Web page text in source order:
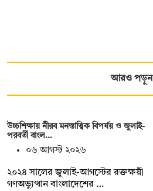
আরও পড়ুন
উচ্চশিক্ষায় নীরব মনস্তাত্ত্বিক বিপর্যয় ও জুলাই-
পরবর্তী বাংল…
০৬ আগস্ট ২০২৬
২০২৪ সালের জুলাই-আগস্টের রক্তক্ষয়ী
গণঅভ্যুত্থান বাংলাদেশের …